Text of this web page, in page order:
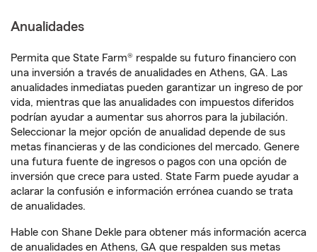
Anualidades
Permita que State Farm® respalde su futuro financiero con
una inversión a través de anualidades en Athens, GA. Las
anualidades inmediatas pueden garantizar un ingreso de por
vida, mientras que las anualidades con impuestos diferidos
podrían ayudar a aumentar sus ahorros para la jubilación.
Seleccionar la mejor opción de anualidad depende de sus
metas financieras y de las condiciones del mercado. Genere
una futura fuente de ingresos o pagos con una opción de
inversión que crece para usted. State Farm puede ayudar a
aclarar la confusión e información errónea cuando se trata
de anualidades.
Hable con Shane Dekle para obtener más información acerca
de anualidades en Athens, GA que respalden sus metas